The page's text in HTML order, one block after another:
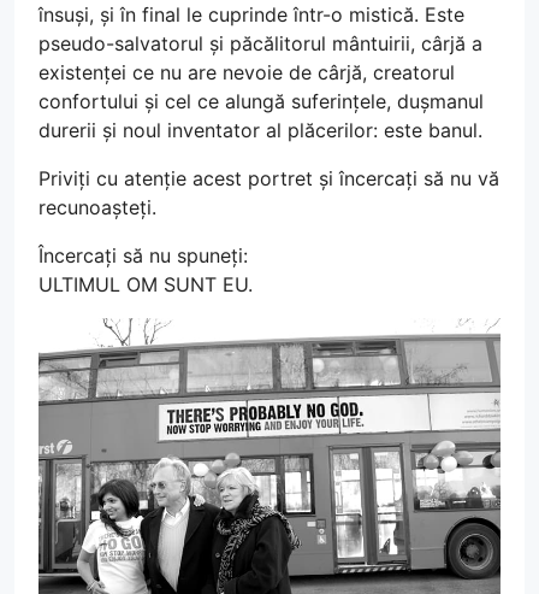
însuși, și în final le cuprinde într-o mistică. Este
pseudo-salvatorul și păcălitorul mântuirii, cârjă a
existenței ce nu are nevoie de cârjă, creatorul
confortului și cel ce alungă suferințele, dușmanul
durerii și noul inventator al plăcerilor: este banul.
Priviți cu atenție acest portret și încercați să nu vă
recunoașteți.
Încercați să nu spuneți:
ULTIMUL OM SUNT EU.